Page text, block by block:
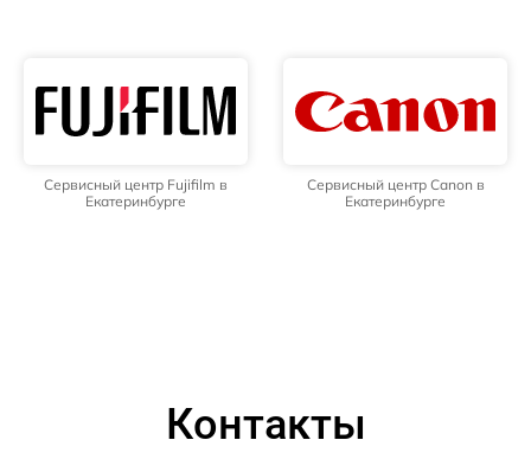
Сервисный центр Fujifilm в
Екатеринбурге
Сервисный центр Canon в
Екатеринбурге
Контакты